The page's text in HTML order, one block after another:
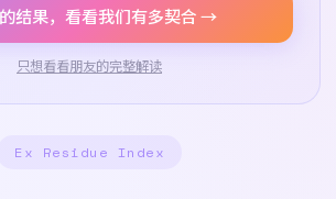
结果，看看我们有多契合 →
只想看看朋友的完整解读
Ex Residue Index